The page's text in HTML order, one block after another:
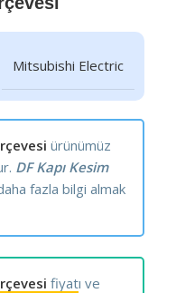
Mitsubishi Electric
ürünümüz
DF Kapı Kesim
fazla bilgi almak
fiyatı ve